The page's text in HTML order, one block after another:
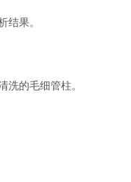
结果。
的毛细管柱。